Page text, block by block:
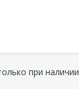
при